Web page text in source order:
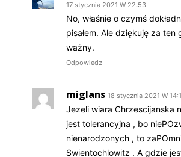
17 stycznia 2021 W 22:53
No, właśnie o czymś
pisałem. Ale dziękuję za ten
ważny.
Odpowiedz
miglans 18 stycznia 2021 W
Jezeli wiara Chrzescijanska
jest tolerancyjna , bo
nienarodzonych , to
Swientochlowitz . A gdzie